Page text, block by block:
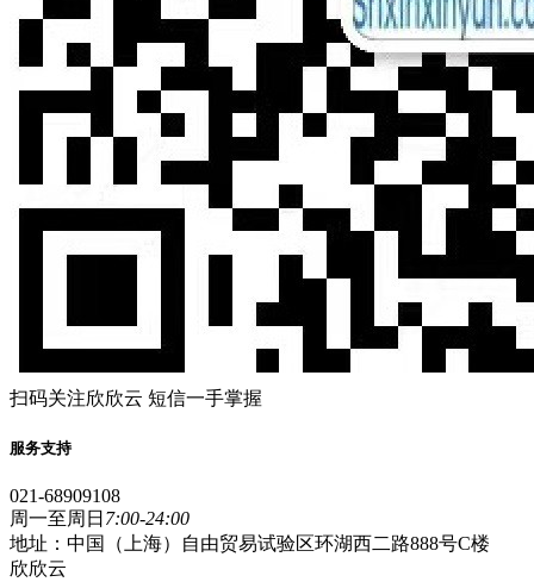
扫码关注欣欣云 短信一手掌握
服务支持
021-68909108
周一至周日 7:00-24:00
地址：中国（上海）自由贸易试验区环湖西二路888号C楼
欣欣云